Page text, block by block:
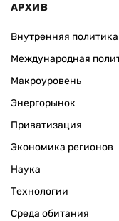
АРХИВ
Внутренняя политика
Международная
Макроуровень
Энергорынок
Приватизация
Экономика регионов
Наука
Технологии
Среда обитания